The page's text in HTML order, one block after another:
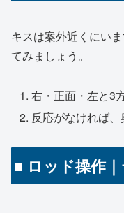
キスは案外近くにい
てみましょう。
右・正面・左と3
反応がなければ
■ ロッド操作